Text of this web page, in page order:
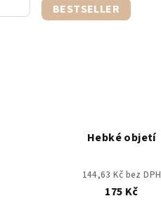
BESTSELLER
Hebké objetí
144,63 Kč bez DPH
175 Kč